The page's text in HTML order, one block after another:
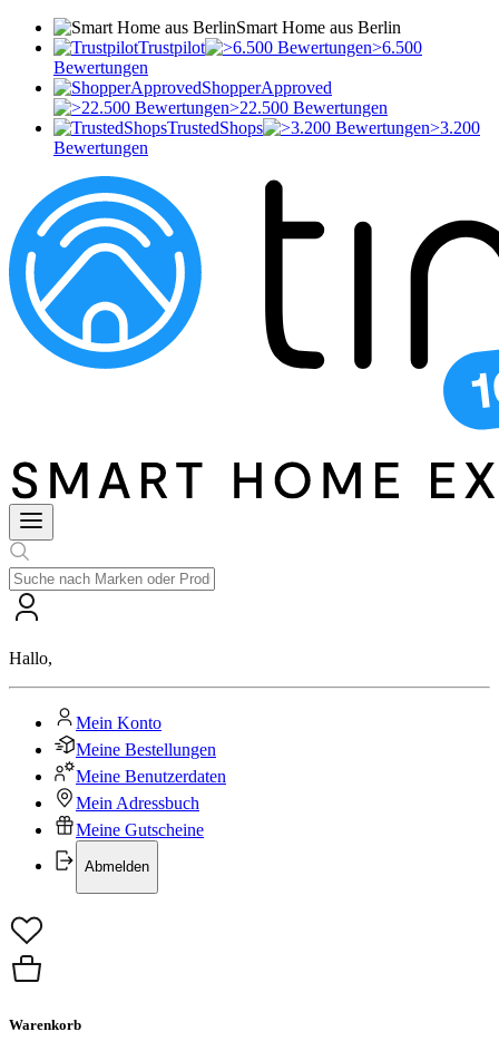
Smart Home aus Berlin
Trustpilot
>6.500
Bewertungen
ShopperApproved
>22.500 Bewertungen
TrustedShops
>3.200
Bewertungen
Hallo,
Mein Konto
Meine Bestellungen
Meine Benutzerdaten
Mein Adressbuch
Meine Gutscheine
Abmelden
Warenkorb